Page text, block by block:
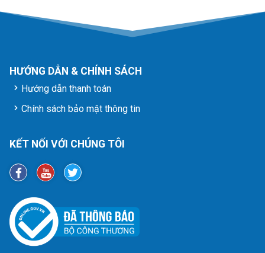
HƯỚNG DẪN & CHÍNH SÁCH
Hướng dẫn thanh toán
Chính sách bảo mật thông tin
KẾT NỐI VỚI CHÚNG TÔI